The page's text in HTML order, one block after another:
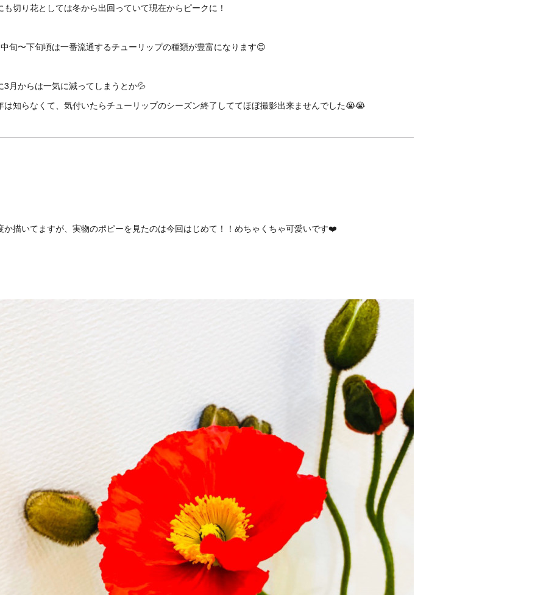
も切り花としては冬から出回っていて現在からピークに！
旬〜下旬頃は一番流通するチューリップの種類が豊富になります😊
3月からは一気に減ってしまうとか💦
は知らなくて、気付いたらチューリップのシーズン終了しててほぼ撮影出来ませんでした😭😭
か描いてますが、実物のポピーを見たのは今回はじめて！！めちゃくちゃ可愛いです❤️